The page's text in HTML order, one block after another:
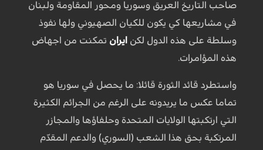
صاحب التاريخ العريق وسوريا ومحور المقاومة ولبنان
في مشاريعها كي يكون للكيان الصهيوني ولها نفوذ
وسلطة على هذه الدول لكن ايران تمكنت من اجهاض
هذه المؤامرات.
واستطرد قائد الثورة قائلا: ما يحصل في سوريا هو
تماما عكس ما يريدونه على الرغم من الجرائم الكثيرة
التي ارتكبتها الولايات المتحدة وحلفاؤها والمجازر
المرتكبة بحق هذا الشعب (السوري) والدعم المقدّم